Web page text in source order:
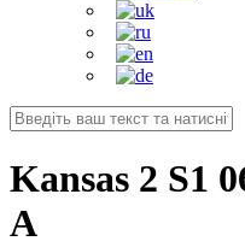
Kansas 2 S1
A